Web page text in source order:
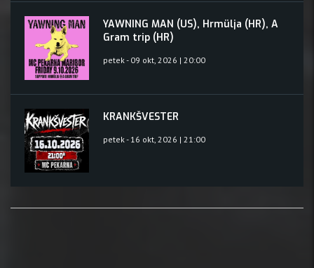
YAWNING MAN (US), Hrmülja (HR), A
Gram trip (HR)
petek - 09 okt, 2026 | 20:00
KRANKŠVESTER
petek - 16 okt, 2026 | 21:00